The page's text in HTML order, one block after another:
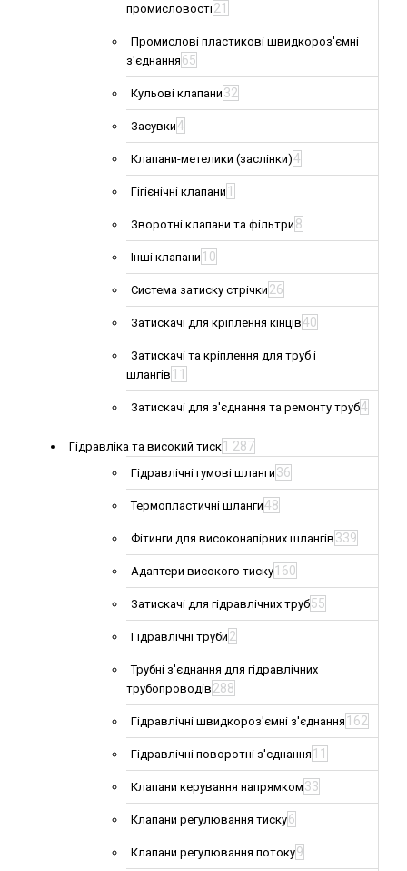
промисловості21
Промислові пластикові швидкороз'ємні
з'єднання 65
Кульові клапани 32
Засувки4
Клапани-метелики (заслінки)4
Гігієнічні клапани 1
Зворотні клапани та фільтри 8
Інші клапани 10
Система затиску стрічки 26
Затискачі для кріплення кінців40
Затискачі та кріплення для труб і
шлангів 11
Затискачі для з'єднання та ремонту труб4
Гідравліка та високий тиск 1 287
Гідравлічні гумові шланги 36
Термопластичні шланги48
Фітинги для високонапірних шлангів 339
Адаптери високого тиску 160
Затискачі для гідравлічних труб55
Гідравлічні труби 2
Трубні з'єднання для гідравлічних
трубопроводів 288
Гідравлічні швидкороз'ємні з'єднання 162
Гідравлічні поворотні з'єднання 11
Клапани керування напрямком 33
Клапани регулювання тиску6
Клапани регулювання потоку9